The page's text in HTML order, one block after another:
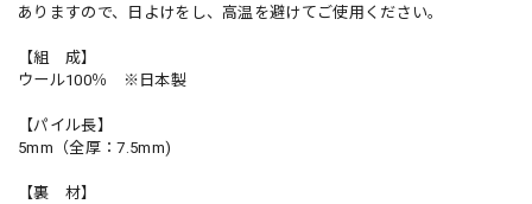
ありますので、日よけをし、高温を避けてご使用ください。
【組 成】
ウール100％ ※日本製
【パイル長】
5mm（全厚：7.5mm)
【裏 材】